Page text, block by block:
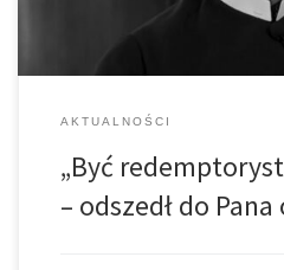
AKTUALNOŚCI
„Być
– odszedł do